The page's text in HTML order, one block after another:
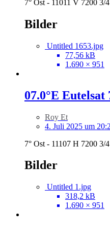
7° Ost - 11011 V 7200
Bilder
Untitled 1653.jpg
77,56 kB
1.690 × 951
07.0°E Eutelsat
Roy Et
4. Juli 2025 um
7° Ost - 11107 H 7200
Bilder
Untitled 1.jpg
318,2 kB
1.690 × 951